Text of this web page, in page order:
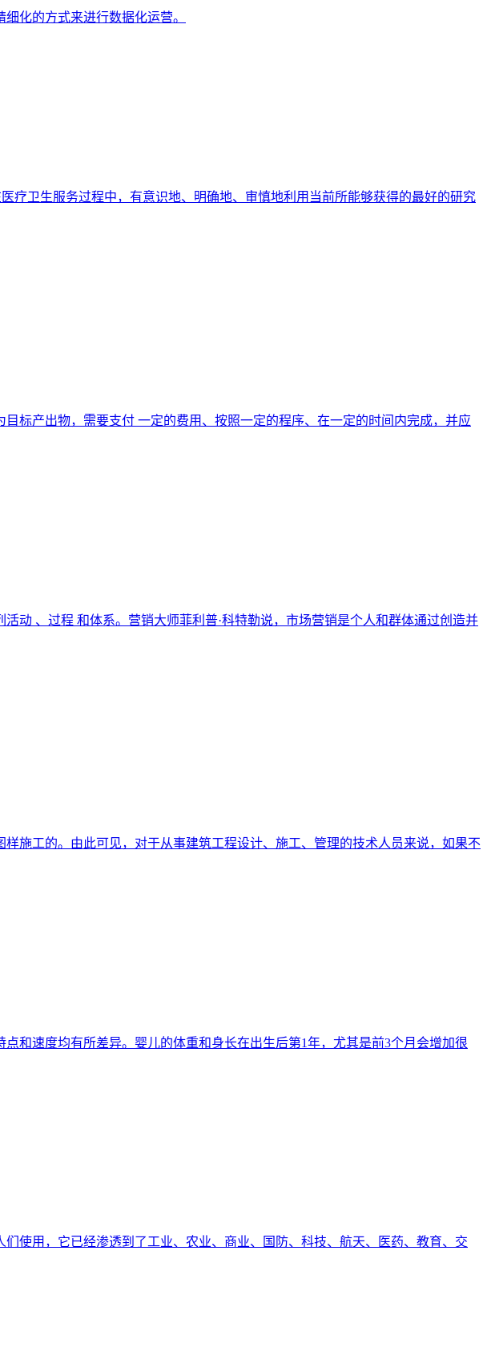
化的方式来进行数据化运营。
疗卫生服务过程中，有意识地、明确地、审慎地利用当前所能够获得的最好的研究
标产出物，需要支付 一定的费用、按照一定的程序、在一定的时间内完成，并应
动 、过程 和体系。营销大师菲利普·科特勒说，市场营销是个人和群体通过创造并
施工的。由此可见，对于从事建筑工程设计、施工、管理的技术人员来说，如果不
和速度均有所差异。婴儿的体重和身长在出生后第1年，尤其是前3个月会增加很
使用，它已经渗透到了工业、农业、商业、国防、科技、航天、医药、教育、交